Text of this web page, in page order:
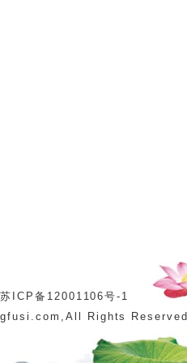
ICP备12001106号-1
Rights Reserved